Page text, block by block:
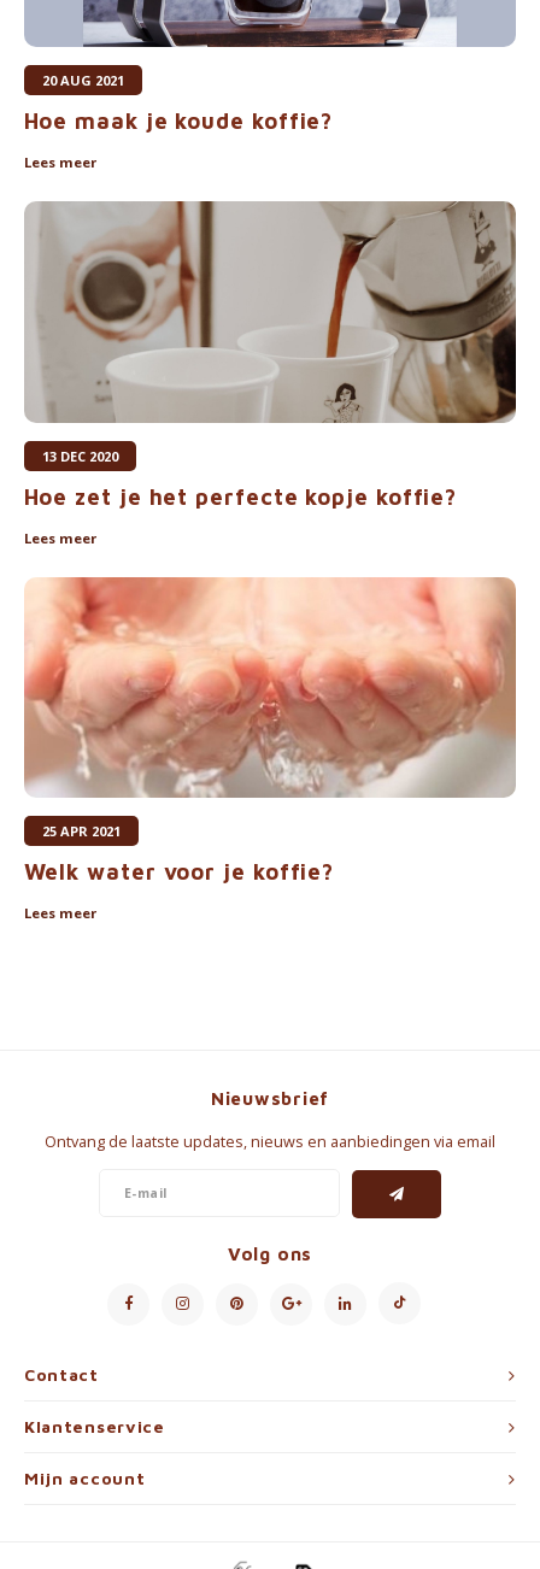
20 AUG 2021
Hoe maak je koude koffie?
Lees meer
13 DEC 2020
Hoe zet je het perfecte kopje koffie?
Lees meer
25 APR 2021
Welk water voor je koffie?
Lees meer
Contact
Nieuwsbrief
Ontvang de laatste updates, nieuws en aanbiedingen via email
Volg ons
Klantenservice
Mijn account